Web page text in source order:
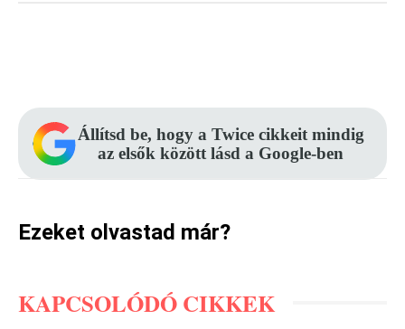
Állítsd be, hogy a Twice cikkeit mindig
az elsők között lásd a Google-ben
Ezeket olvastad már?
KAPCSOLÓDÓ CIKKEK